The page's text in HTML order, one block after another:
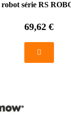
série RS
69,62 €